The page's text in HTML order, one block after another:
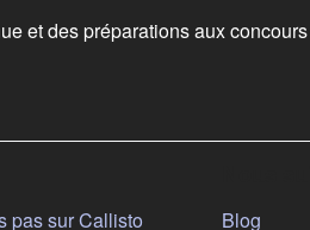
et des préparations aux
pas sur Callisto Blog